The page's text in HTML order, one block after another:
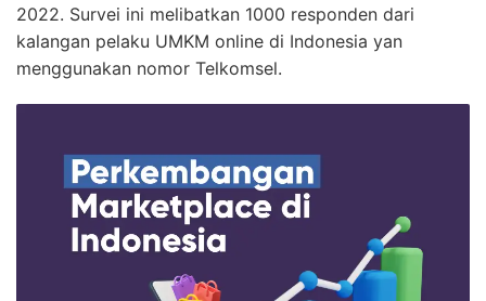
2022. Survei ini melibatkan 1000 responden dari
kalangan pelaku UMKM online di Indonesia yan
menggunakan nomor Telkomsel.